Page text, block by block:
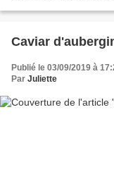
Caviar
Publié le 03/09/2019 à
Par Juliette